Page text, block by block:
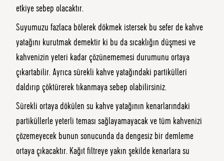
etkiye sebep olacaktır.
Suyumuzu fazlaca bölerek dökmek istersek bu sefer de kahve
yatağını kurutmak demektir ki bu da sıcaklığın düşmesi ve
kahvenizin yeteri kadar çözünememesi durumunu ortaya
çıkartabilir. Ayrıca sürekli kahve yatağındaki partikülleri
daldırıp çöktürerek tıkanmaya sebep olabilirsiniz.
Sürekli ortaya dökülen su kahve yatağının kenarlarındaki
partiküllerle yeterli teması sağlayamayacak ve tüm kahvenizi
çözemeyecek bunun sonucunda da dengesiz bir demleme
ortaya çıkacaktır. Kağıt filtreye yakın şekilde kenarlara su